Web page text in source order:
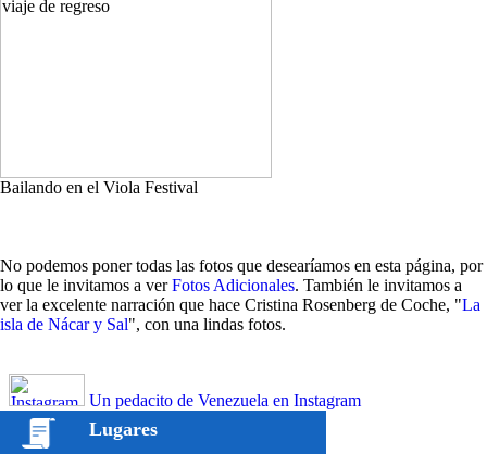
Bailando en el Viola Festival
No podemos poner todas las fotos que desearíamos en esta página, por
lo que le invitamos a verFotos Adicionales. También le invitamos a
ver la excelente narración que hace Cristina Rosenberg de Coche, "La
isla de Nácar y Sal", con una lindas fotos.
Un pedacito de Venezuela en Instagram
Lugares